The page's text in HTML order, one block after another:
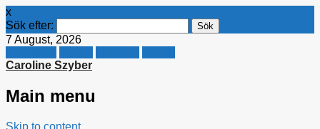
x
Sök efter:
7 August, 2026
Caroline Szyber
Main menu
Skip to content